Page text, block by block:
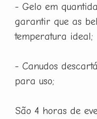
- Gelo em
garantir que as
temperatura ideal;
- Canudos
para uso;
São 4 horas de